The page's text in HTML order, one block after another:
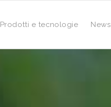
Prodotti e tecnologie News